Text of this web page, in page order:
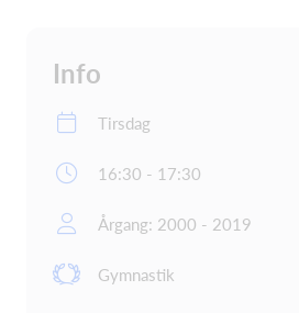
Info
Tirsdag
16:30 - 17:30
Årgang: 2000 - 2019
Gymnastik